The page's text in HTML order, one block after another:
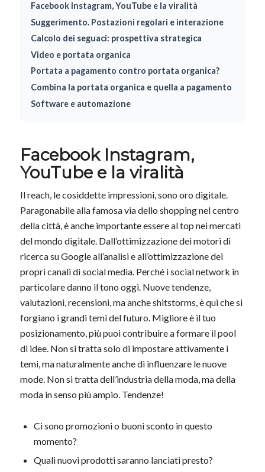
Facebook Instagram, YouTube e la viralità
Suggerimento. Postazioni regolari e interazione
Calcolo dei seguaci: prospettiva strategica
Video e portata organica
Portata a pagamento contro portata organica?
Combina la portata organica e quella a pagamento
Software e automazione
Facebook Instagram,
YouTube e la viralità
Il reach, le cosiddette impressioni, sono oro digitale.
Paragonabile alla famosa via dello shopping nel centro
della città, è anche importante essere al top nei mercati
del mondo digitale. Dall’ottimizzazione dei motori di
ricerca su Google all’analisi e all’ottimizzazione dei
propri canali di social media. Perché i social network in
particolare danno il tono oggi. Nuove tendenze,
valutazioni, recensioni, ma anche shitstorms, è qui che si
forgiano i grandi temi del futuro. Migliore è il tuo
posizionamento, più puoi contribuire a formare il pool
di idee. Non si tratta solo di impostare attivamente i
temi, ma naturalmente anche di influenzare le nuove
mode. Non si tratta dell’industria della moda, ma della
moda in senso più ampio. Tendenze!
Ci sono promozioni o buoni sconto in questo
momento?
Quali nuovi prodotti saranno lanciati presto?